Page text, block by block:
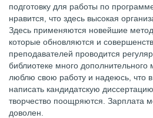
подготовку для работы по
нравится, что здесь высокая
Здесь применяются новейшие
которые обновляются и
преподавателей проводится
библиотеке много
люблю свою работу и надеюсь, что
написать кандидатскую
творчество поощряются. Зарплата
доволен.